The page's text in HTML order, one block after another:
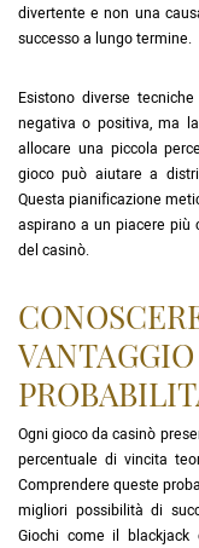
divertente e non una
successo a lungo termine.
Esistono diverse
negativa o positiva, ma
allocare una piccola
gioco può aiutare a
Questa pianificazione
aspirano a un piacere
del casinò.
Ogni gioco da casinò
percentuale di vincita
Comprendere queste
migliori possibilità di
Giochi come il